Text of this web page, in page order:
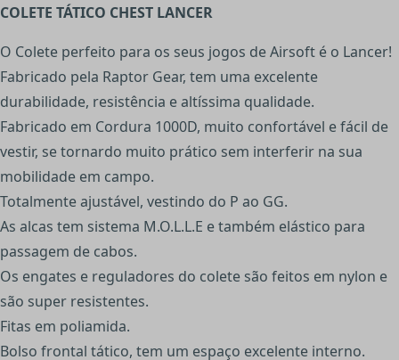
COLETE TÁTICO CHEST LANCER
O Colete perfeito para os seus jogos de Airsoft é o Lancer!
Fabricado pela Raptor Gear, tem uma excelente
durabilidade, resistência e altíssima qualidade.
Fabricado em Cordura 1000D, muito confortável e fácil de
vestir, se tornardo muito prático sem interferir na sua
mobilidade em campo.
Totalmente ajustável, vestindo do P ao GG.
As alcas tem sistema M.O.L.L.E e também elástico para
passagem de cabos.
Os engates e reguladores do colete são feitos em nylon e
são super resistentes.
Fitas em poliamida.
Bolso frontal tático, tem um espaço excelente interno.